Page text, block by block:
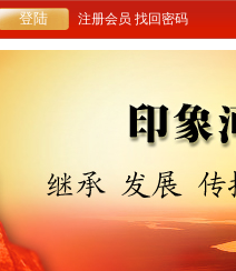
注册会员 找回密码